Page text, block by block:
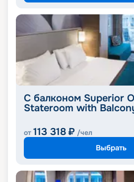
С балконом Superior
Stateroom with
от 113 318 ₽ /чел
Выбрать